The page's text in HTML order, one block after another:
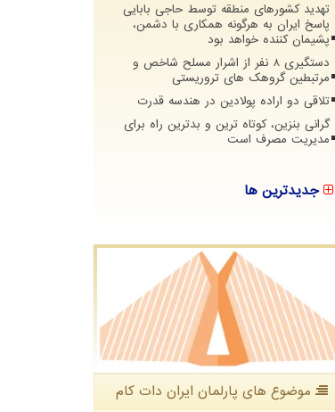
تهدید کشورهای منطقه توسط حاجی بابایی
پاسخ ایران به هرگونه همکاری با دشمن،
پشیمان کننده خواهد بود
دستگیری 8 نفر از اشرار مسلح شاخص و
مرتبطین گروهک های تروریستی
تلاقی دو اراده پولادین در هندسه قدرت
گرانی بنزین، کوتاه ترین و بدترین راه برای
مدیریت مصرف است
جدیدترین ها
موضوع های پارلمان ایران دات كام